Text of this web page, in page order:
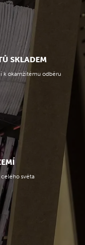
SKLADEM
k okamžitému odběru
světa